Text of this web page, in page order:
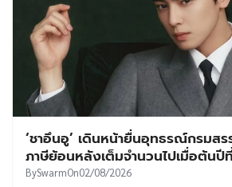
‘ชาอึนอู’ เดินหน้ายื่นอุทธรณ์กรมสร
ภาษีย้อนหลังเต็มจำนวนไปเมื่อต้นปี
BySwarmOn02/08/2026